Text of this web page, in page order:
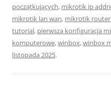
początkujących, mikrotik ip
mikrotik lan wan, mikrotik
tutorial, pierwsza konfiguracja
komputerowe,winbox,winbox
listopada 2025.